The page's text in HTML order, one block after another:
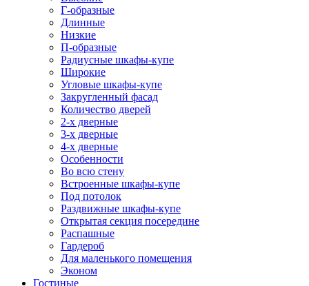
Г-образные
Длинные
Низкие
П-образные
Радиусные шкафы-купе
Широкие
Угловые шкафы-купе
Закругленный фасад
Количество дверей
2-х дверные
3-х дверные
4-х дверные
Особенности
Во всю стену
Встроенные шкафы-купе
Под потолок
Раздвижные шкафы-купе
Открытая секция посередине
Распашные
Гардероб
Для маленького помещения
Эконом
Гостиные